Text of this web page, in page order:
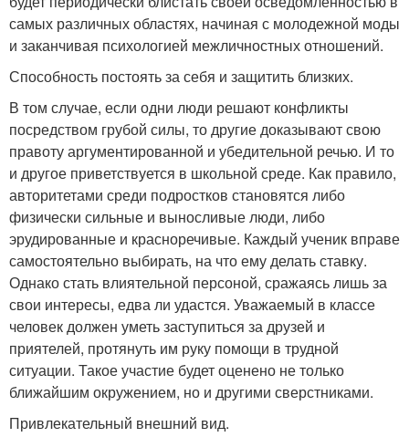
самых различных областях, начиная с молодежной моды
и заканчивая психологией межличностных отношений.
Способность постоять за себя и защитить близких.
В том случае, если одни люди решают конфликты
посредством грубой силы, то другие доказывают свою
правоту аргументированной и убедительной речью. И то
и другое приветствуется в школьной среде. Как правило,
авторитетами среди подростков становятся либо
физически сильные и выносливые люди, либо
эрудированные и красноречивые. Каждый ученик вправе
самостоятельно выбирать, на что ему делать ставку.
Однако стать влиятельной персоной, сражаясь лишь за
свои интересы, едва ли удастся. Уважаемый в классе
человек должен уметь заступиться за друзей и
приятелей, протянуть им руку помощи в трудной
ситуации. Такое участие будет оценено не только
ближайшим окружением, но и другими сверстниками.
Привлекательный внешний вид.